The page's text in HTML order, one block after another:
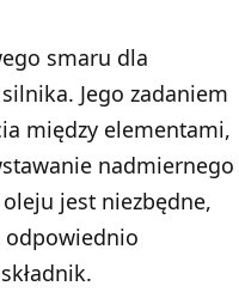
smaru dla
Jego zadaniem
między elementami,
nadmiernego
jest niezbędne,
odpowiednio